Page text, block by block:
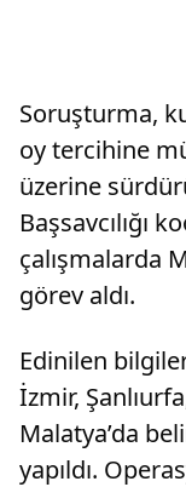
Soruşturma,
oy tercihine
üzerine
Başsavcılığı
çalışmalarda
görev aldı.
Edinilen
İzmir,
Malatya’da
yapıldı.